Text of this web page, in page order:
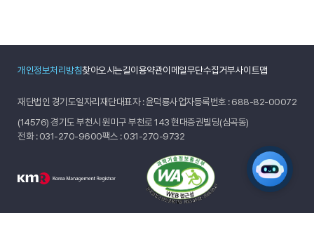
개인정보처리방침찾아오시는길이용약관이메일무단수집거부사이트맵
재단법인 경기도일자리재단대표자 : 윤덕룡사업자등록번호 : 688-82-00072
(14576) 경기도 부천시 원미구 부천로 143 현대증권빌딩(심곡동)
전화 :031-270-9600팩스 : 031-270-9732